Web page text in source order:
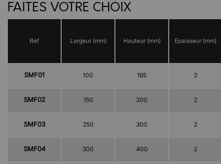
FAITES VOTRE CHOIX
Ref Largeur (mm) Hauteur (mm) Epaisseur (mm)
SMF01 100 165 2
SMF02 150 200 2
SMF03 250 300 2
SMF04 300 400 2